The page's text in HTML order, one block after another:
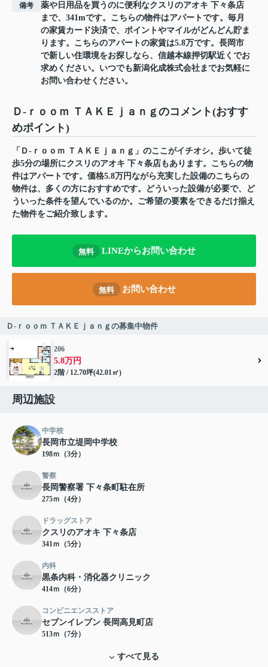
備考
薬や日用品を買うのに便利なクスリのアオキ 下々条店
まで、341mです。こちらの物件はアパートです。毎月
の家賃カード決済で、ポイントやマイルがどんどん貯ま
ります。こちらのアパートの家賃は5.8万です。長岡市
で新しい住環境をお探しなら、信越本線押切駅近くでお
求めください。いつでも新潟化成株式会社までお気軽に
お問い合わせください。
Ｄ-ｒｏｏｍ ＴＡＫＥｊａｎｇのコメント(おすす
めポイント)
「Ｄ-ｒｏｏｍ ＴＡＫＥｊａｎｇ」のここがイチオシ。歩いて徒
歩5分の場所にクスリのアオキ 下々条店もあります。こちらの物
件はアパートです。価格5.8万円ながら充実した設備のこちらの
物件は、多くの方におすすめです。どういった設備が必要で、ど
ういった条件を望んでいるのか。ご希望の要素をできるだけ揃え
た物件をご紹介致します。
無料 LINEからお問い合わせ
無料 お問い合わせ
Ｄ-ｒｏｏｍ ＴＡＫＥｊａｎｇの募集中物件
206
5.8万円
2階 / 12.70坪(42.01㎡)
周辺施設
中学校
長岡市立堤岡中学校
198ｍ（3分）
警察
長岡警察署 下々条町駐在所
275ｍ（4分）
ドラッグストア
クスリのアオキ 下々条店
341ｍ（5分）
内科
黒条内科・消化器クリニック
414ｍ（6分）
コンビニエンスストア
セブンイレブン 長岡高見町店
513ｍ（7分）
すべて見る